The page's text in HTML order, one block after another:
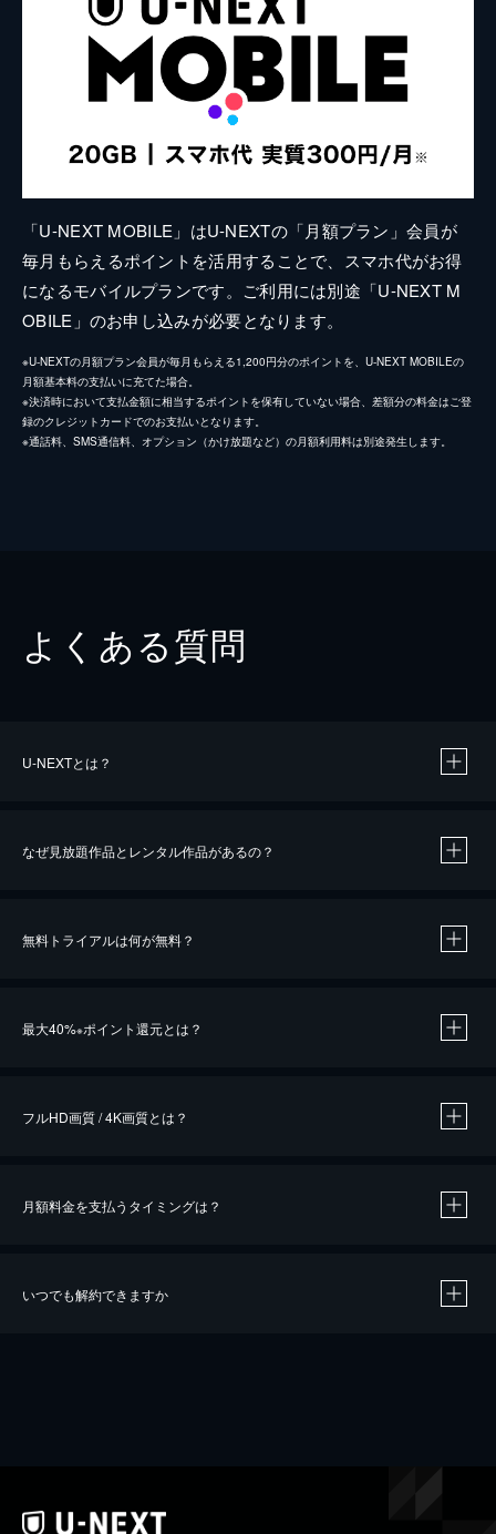
「U-NEXT MOBILE」はU-NEXTの「月額プラン」会員が
毎月もらえるポイントを活用することで、スマホ代がお得
になるモバイルプランです。ご利用には別途「U-NEXT M
OBILE」のお申し込みが必要となります。
※U-NEXTの月額プラン会員が毎月もらえる1,200円分のポイントを、U-NEXT MOBILEの
月額基本料の支払いに充てた場合。
※決済時において支払金額に相当するポイントを保有していない場合、差額分の料金はご登
録のクレジットカードでのお支払いとなります。
※通話料、SMS通信料、オプション（かけ放題など）の月額利用料は別途発生します。
よくある質問
U-NEXTとは？
なぜ見放題作品とレンタル作品があるの？
無料トライアルは何が無料？
最大40%※ポイント還元とは？
※40％ポイント還元の対象は、クレジットカード決済による作品の購入 / レンタルです。
フルHD画質 / 4K画質とは？
月額料金を支払うタイミングは？
いつでも解約できますか